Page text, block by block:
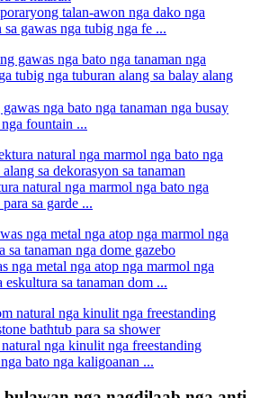
talan-awon nga dako nga
sa gawas nga tubig nga fe ...
nga bato nga tanaman nga busay
fountain ...
natural nga marmol nga bato nga
sa garde ...
nga metal nga atop nga marmol nga
eskultura sa tanaman dom ...
nga kinulit nga freestanding
bato nga kaligoanan ...